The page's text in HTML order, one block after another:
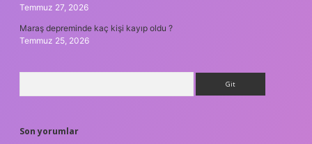
Temmuz 27, 2026
Maraş depreminde kaç kişi kayıp oldu ?
Temmuz 25, 2026
Son yorumlar